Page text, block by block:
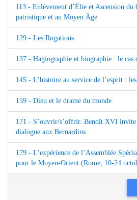
113 - Enlèvement d’Élie et Ascension du
patristique et au Moyen Âge
129 - Les Rogations
137 - Hagiographie et biographie : le cas
145 - L’histoire au service de l’esprit :
159 - Dieu et le drame du monde
171 - S’ouvrir/s’offrir. Benoît XVI invite
dialogue aux Bernardins
179 - L’expérience de l’Assemblée
pour le Moyen-Orient (Rome, 10-24